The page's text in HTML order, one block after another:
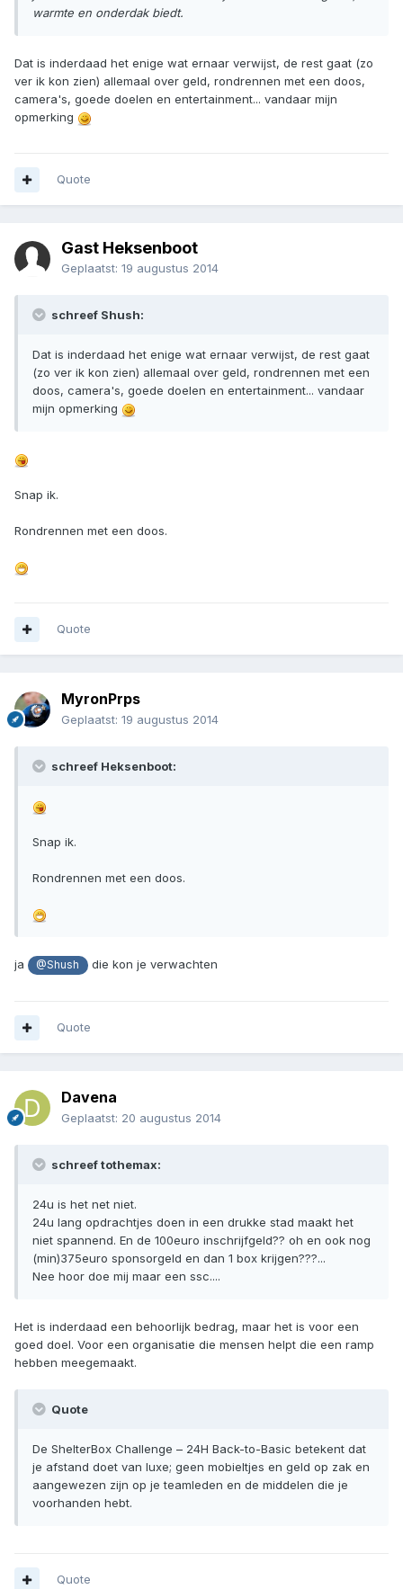
warmte en onderdak biedt.
Dat is inderdaad het enige wat ernaar verwijst, de rest gaat (zo
ver ik kon zien) allemaal over geld, rondrennen met een doos,
camera's, goede doelen en entertainment... vandaar mijn
opmerking
Quote
Gast Heksenboot
Geplaatst: 19 augustus 2014
schreef Shush:
Dat is inderdaad het enige wat ernaar verwijst, de rest gaat
(zo ver ik kon zien) allemaal over geld, rondrennen met een
doos, camera's, goede doelen en entertainment... vandaar
mijn opmerking
Snap ik.
Rondrennen met een doos.
Quote
MyronPrps
Geplaatst: 19 augustus 2014
schreef Heksenboot:
Snap ik.
Rondrennen met een doos.
ja @Shush die kon je verwachten
Quote
Davena
Geplaatst: 20 augustus 2014
schreef tothemax:
24u is het net niet.
24u lang opdrachtjes doen in een drukke stad maakt het
niet spannend. En de 100euro inschrijfgeld?? oh en ook nog
(min)375euro sponsorgeld en dan 1 box krijgen???...
Nee hoor doe mij maar een ssc....
Het is inderdaad een behoorlijk bedrag, maar het is voor een
goed doel. Voor een organisatie die mensen helpt die een ramp
hebben meegemaakt.
Quote
De ShelterBox Challenge – 24H Back-to-Basic betekent dat
je afstand doet van luxe; geen mobieltjes en geld op zak en
aangewezen zijn op je teamleden en de middelen die je
voorhanden hebt.
Quote